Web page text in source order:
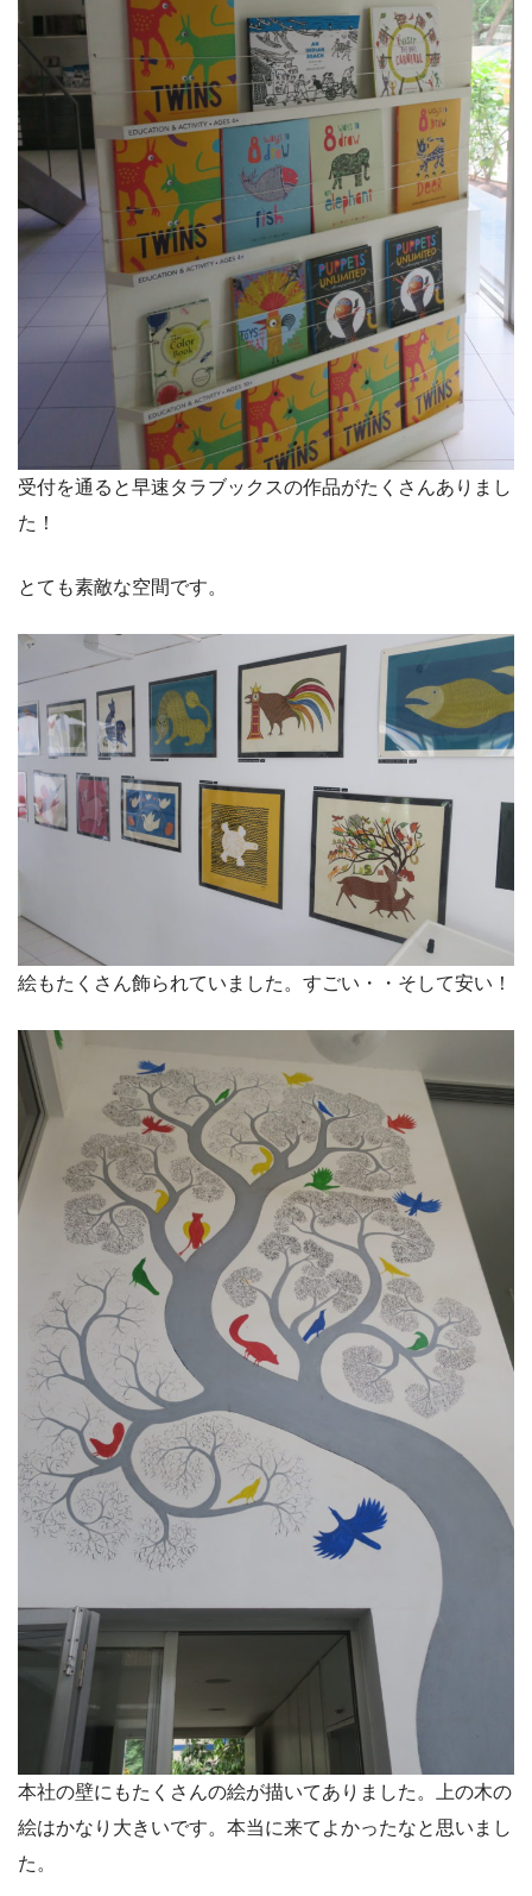
受付を通ると早速タラブックスの作品がたくさんありまし
た！
とても素敵な空間です。
絵もたくさん飾られていました。すごい・・そして安い！
本社の壁にもたくさんの絵が描いてありました。上の木の
絵はかなり大きいです。本当に来てよかったなと思いまし
た。